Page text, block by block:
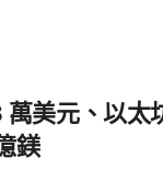
美元、以太
鎂